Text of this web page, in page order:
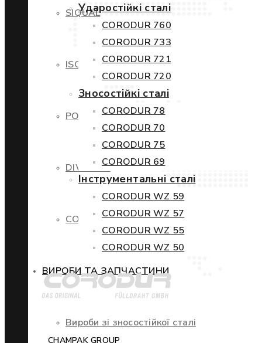
SIQUAL
ISOVAC
POWERCORE
DIWETEN
COR-TEN
ВИРОБИ ТА ЗАПЧАСТИНИ
Вироби зі зносостійкої сталі
Ударостійкі сталі
CORODUR 760
CORODUR 733
CORODUR 721
CORODUR 720
Зносостійкі сталі
CORODUR 78
CORODUR 70
CORODUR 75
CORODUR 69
Інструментальні сталі
CORODUR WZ 59
CORODUR WZ 57
CORODUR WZ 55
CORODUR WZ 50
CHAMPAK GROUP